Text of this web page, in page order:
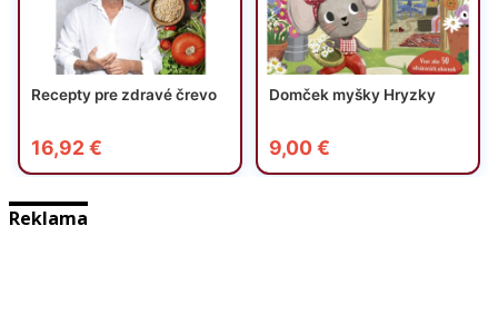
Reklama